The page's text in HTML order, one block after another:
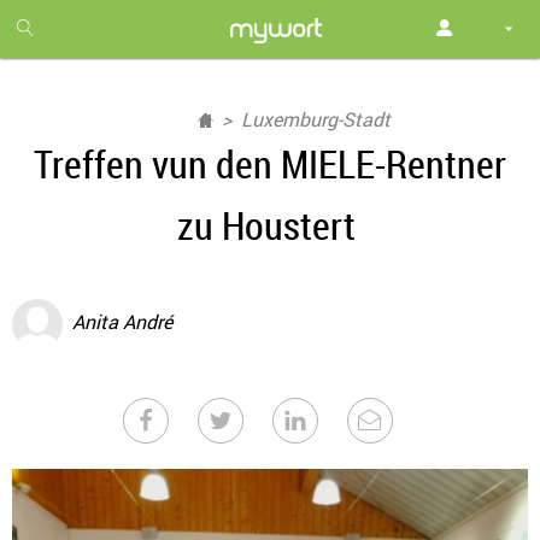
month
free
Luxemburg-Stadt
Treffen vun den MIELE-Rentner
zu Houstert
Anita André